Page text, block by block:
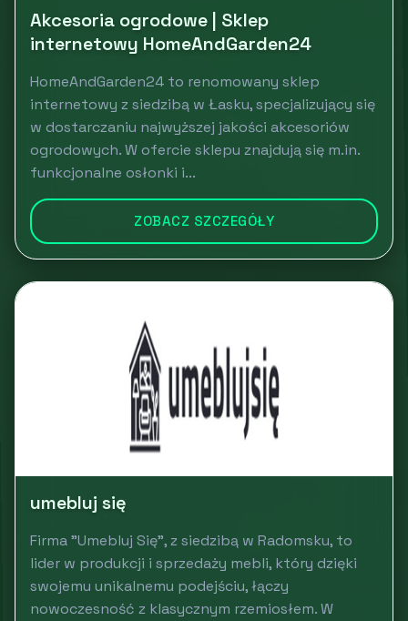
Akcesoria ogrodowe | Sklep
internetowy HomeAndGarden24
HomeAndGarden24 to renomowany sklep
internetowy z siedzibą w Łasku, specjalizujący się
w dostarczaniu najwyższej jakości akcesoriów
ogrodowych. W ofercie sklepu znajdują się m.in.
funkcjonalne osłonki i...
ZOBACZ SZCZEGÓŁY
umebluj się
Firma "Umebluj Się", z siedzibą w Radomsku, to
lider w produkcji i sprzedaży mebli, który dzięki
swojemu unikalnemu podejściu, łączy
nowoczesność z klasycznym rzemiosłem. W